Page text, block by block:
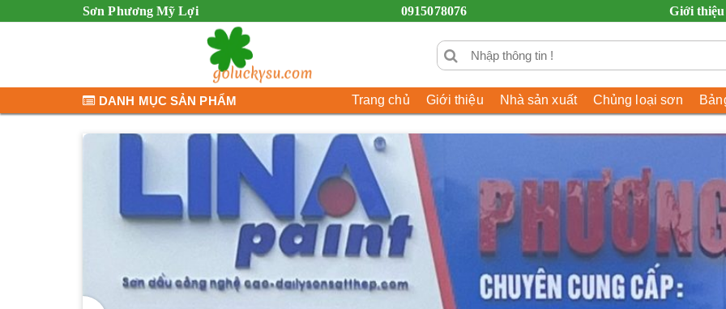
Sơn Phương Mỹ Lợi 0915078076 Giới thiệu
Trang chủ Giới thiệu Nhà sản xuất Chủng loại sơn
DANH MỤC SẢN PHẨM